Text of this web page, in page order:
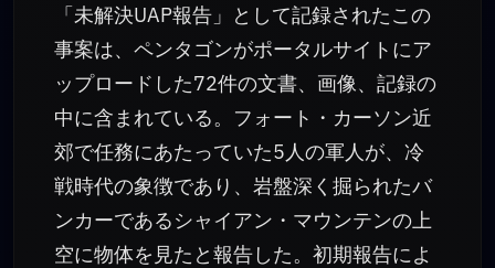
「未解決UAP報告」として記録されたこの
事案は、ペンタゴンがポータルサイトにア
ップロードした72件の文書、画像、記録の
中に含まれている。フォート・カーソン近
郊で任務にあたっていた5人の軍人が、冷
戦時代の象徴であり、岩盤深く掘られたバ
ンカーであるシャイアン・マウンテンの上
空に物体を見たと報告した。初期報告によ